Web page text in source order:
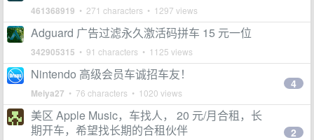
461368919 • 271 characters • 1297 views
Adguard 广告过滤永久激活码拼车 15 元一位
342905315 • 91 characters • 1125 views
Nintendo 高级会员车诚招车友！
Meiya27 • 76 characters • 1020 views
4
美区 Apple Music，车找人， 20 元/月合租，长
期开车，希望找长期的合租伙伴
2